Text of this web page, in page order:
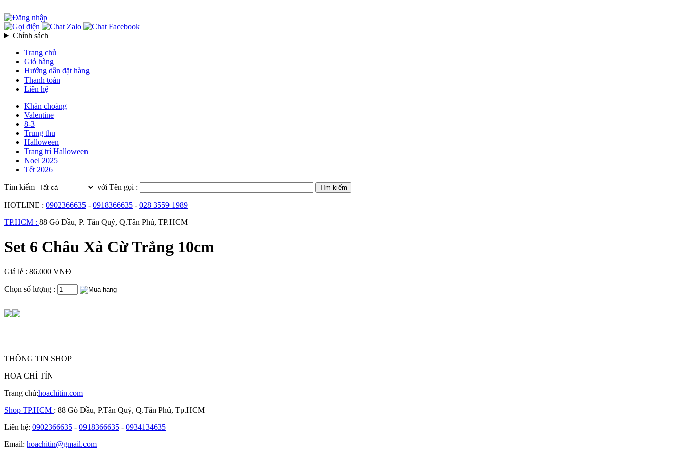
Chính sách
Trang chủ
Giỏ hàng
Hướng dẫn đặt hàng
Thanh toán
Liên hệ
Khăn choàng
Valentine
8-3
Trung thu
Halloween
Trang trí Halloween
Noel 2025
Tết 2026
Tìm kiếm với Tên gọi :
HOTLINE : 0902366635 - 0918366635 - 028 3559 1989
TP.HCM : 88 Gò Dầu, P. Tân Quý, Q.Tân Phú, TP.HCM
Set 6 Châu Xà Cừ Trắng 10cm
Giá lẻ : 86.000 VNĐ
Chọn số lượng :
THÔNG TIN SHOP
HOA CHÍ TÍN
Trang chủ:hoachitin.com
Shop TP.HCM : 88 Gò Dầu, P.Tân Quý, Q.Tân Phú, Tp.HCM
Liên hệ: 0902366635 - 0918366635 - 0934134635
Email: hoachitin@gmail.com